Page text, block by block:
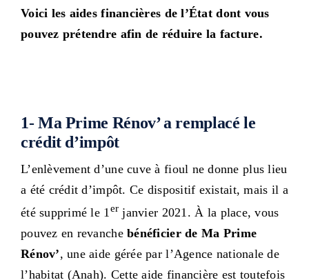
Voici les aides financières de l’État dont vous
pouvez prétendre afin de réduire la facture.
1- Ma Prime Rénov’ a remplacé le
crédit d’impôt
L’enlèvement d’une cuve à fioul ne donne plus lieu
a été crédit d’impôt. Ce dispositif existait, mais il a
été supprimé le 1 er janvier 2021. À la place, vous
pouvez en revanchebénéficier de Ma Prime
Rénov’, une aide gérée par l’Agence nationale de
l’habitat (Anah). Cette aide financière est toutefois